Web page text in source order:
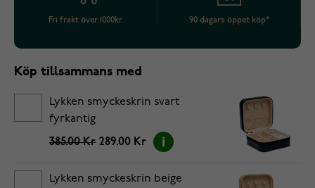
Fri frakt över 1000kr 90 dagars öppet köp*
Köp tillsammans med
Lykken smyckeskrin svart
fyrkantig
385.00 Kr 289.00 Kr
Lykken smyckeskrin beige